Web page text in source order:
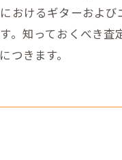
おけるギターおよ
。知っておくべき
つきます。